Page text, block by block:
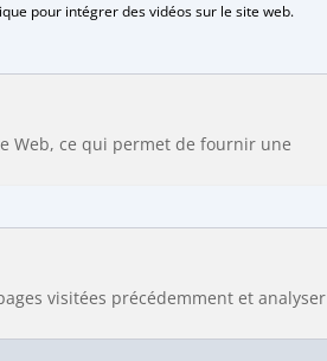
pour intégrer des vidéos sur le site web.
Web, ce qui permet de fournir une
visitées précédemment et analyser